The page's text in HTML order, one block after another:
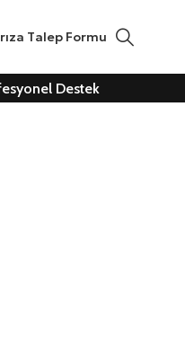
Talep Formu
Destek